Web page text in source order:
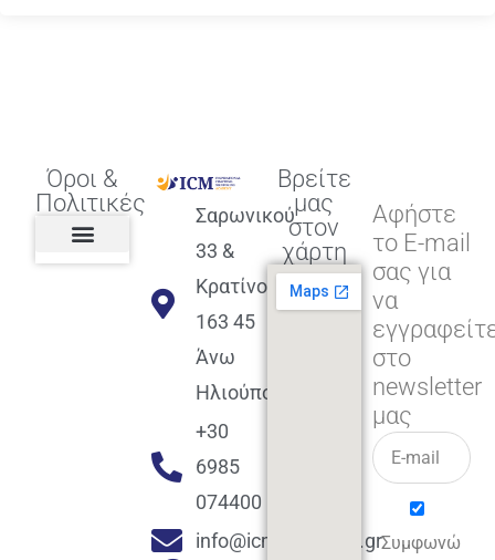
Όροι &
Πολιτικές
Σαρωνικού
33 &
Κρατίνου
163 45
Άνω
Ηλιούπολη
+30
6985
074400
info@icmacademy.gr
Βρείτε
μας
στον
χάρτη
Αφήστε
το E-mail
σας για
να
στο
newsletter
μας
Συμφωνώ